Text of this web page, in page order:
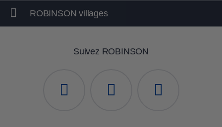
ROBINSON villages
Suivez ROBINSON